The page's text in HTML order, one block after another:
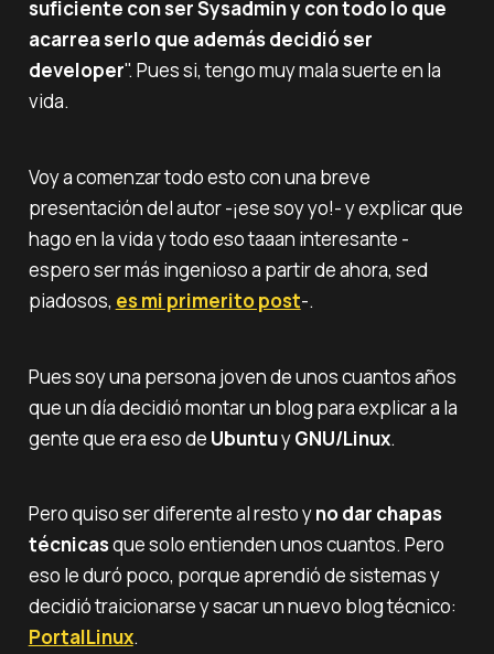
suficiente con ser Sysadmin y con todo lo que
acarrea serlo que además decidió ser
developer". Pues si, tengo muy mala suerte en la
vida.
Voy a comenzar todo esto con una breve
presentación del autor -¡ese soy yo!- y explicar que
hago en la vida y todo eso taaan interesante -
espero ser más ingenioso a partir de ahora, sed
piadosos, es mi primerito post-.
Pues soy una persona joven de unos cuantos años
que un día decidió montar un blog para explicar a la
gente que era eso de UbuntuyGNU/Linux.
Pero quiso ser diferente al resto yno dar chapas
técnicasque solo entienden unos cuantos. Pero
eso le duró poco, porque aprendió de sistemas y
decidió traicionarse y sacar un nuevo blog técnico:
PortalLinux.